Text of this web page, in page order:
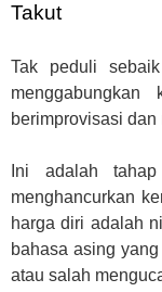
Takut
Tak peduli
berimprovisasi
Ini adalah
menghancurkan
harga diri adalah
bahasa asing
atau salah